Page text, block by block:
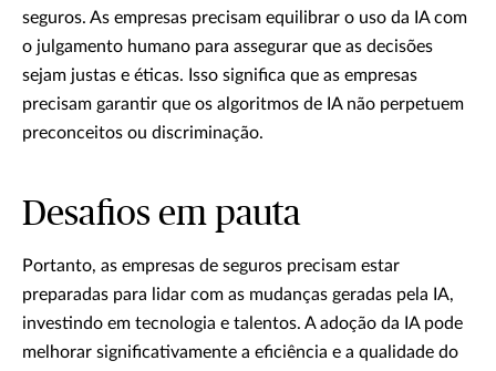
seguros. As empresas precisam equilibrar o uso da IA com
o julgamento humano para assegurar que as decisões
sejam justas e éticas. Isso significa que as empresas
precisam garantir que os algoritmos de IA não perpetuem
preconceitos ou discriminação.
Desafios em pauta
Portanto, as empresas de seguros precisam estar
preparadas para lidar com as mudanças geradas pela IA,
investindo em tecnologia e talentos. A adoção da IA pode
melhorar significativamente a eficiência e a qualidade do